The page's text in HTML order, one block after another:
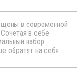
в современной
в себе
набор
обратят на себя